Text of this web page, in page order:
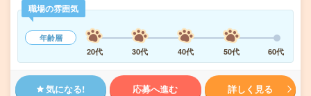
職場の雰囲気
年齢層
20代
30代 40代 50代 60代
気になる! 応募へ進む 詳しく見る